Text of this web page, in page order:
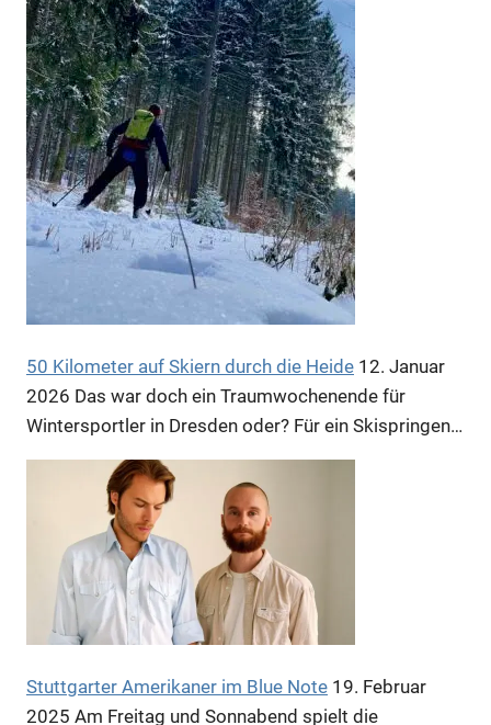
Anzeige
50 Kilometer auf Skiern durch die Heide 12. Januar
2026 Das war doch ein Traumwochenende für
Wintersportler in Dresden oder? Für ein Skispringen…
Stuttgarter Amerikaner im Blue Note 19. Februar
2025 Am Freitag und Sonnabend spielt die